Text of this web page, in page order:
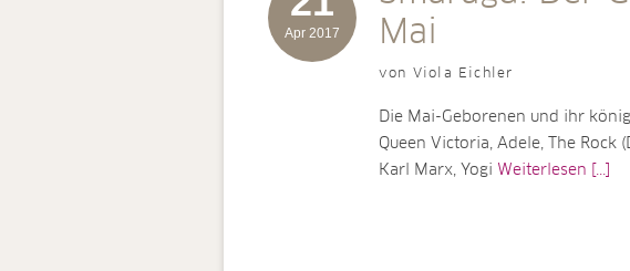
Apr 2017
Mai
von Viola Eichler
Die Mai-Geborenen und ihr
Queen Victoria, Adele, The Rock
Karl Marx, Yogi Weiterlesen [...]